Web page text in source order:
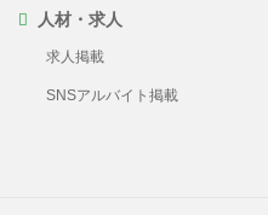
人材・求人
求人掲載
SNSアルバイト掲載